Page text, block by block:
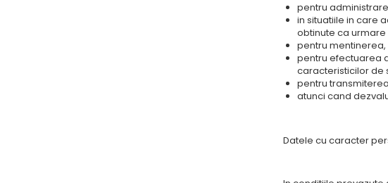
pentru
in situatiile in care
obtinute ca
pentru
pentru efectuarea
caracteristicilor de
pentru
atunci cand
Datele cu caracter